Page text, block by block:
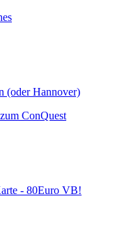
(oder Hannover)
ConQuest
- 80Euro VB!